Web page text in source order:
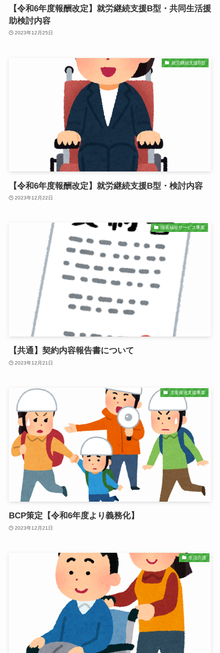
【令和6年度報酬改定】就労継続支援B型・共同生活援
助検討内容
2023年12月25日
就労継続支援B型
【令和6年度報酬改定】就労継続支援B型・検討内容
2023年12月22日
障害福祉サービス事業
【共通】契約内容報告書について
2023年12月21日
児童発達支援事業
BCP策定【令和6年度より義務化】
2023年12月21日
生活介護